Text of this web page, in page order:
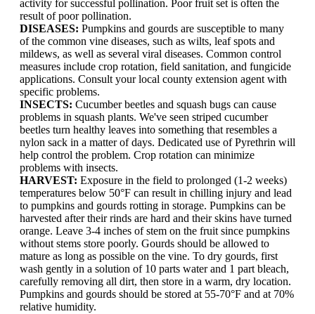
activity for successful pollination. Poor fruit set is often the
result of poor pollination.
DISEASES: Pumpkins and gourds are susceptible to many
of the common vine diseases, such as wilts, leaf spots and
mildews, as well as several viral diseases. Common control
measures include crop rotation, field sanitation, and fungicide
applications. Consult your local county extension agent with
specific problems.
INSECTS: Cucumber beetles and squash bugs can cause
problems in squash plants. We've seen striped cucumber
beetles turn healthy leaves into something that resembles a
nylon sack in a matter of days. Dedicated use of Pyrethrin will
help control the problem. Crop rotation can minimize
problems with insects.
HARVEST: Exposure in the field to prolonged (1-2 weeks)
temperatures below 50°F can result in chilling injury and lead
to pumpkins and gourds rotting in storage. Pumpkins can be
harvested after their rinds are hard and their skins have turned
orange. Leave 3-4 inches of stem on the fruit since pumpkins
without stems store poorly. Gourds should be allowed to
mature as long as possible on the vine. To dry gourds, first
wash gently in a solution of 10 parts water and 1 part bleach,
carefully removing all dirt, then store in a warm, dry location.
Pumpkins and gourds should be stored at 55-70°F and at 70%
relative humidity.